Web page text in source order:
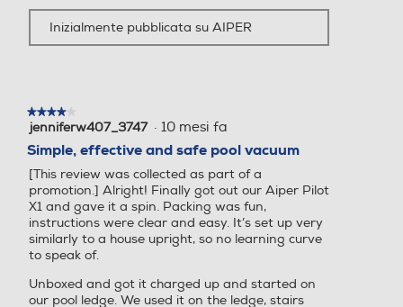
Inizialmente pubblicata su AIPER
★★★★★
★★★★★
4
5
stelle.
jenniferw407_3747 · 10 mesi fa
Simple, effective and safe pool vacuum
[This review was collected as part of a
promotion.] Alright! Finally got out our Aiper Pilot
X1 and gave it a spin. Packing was fun,
instructions were clear and easy. It’s set up very
similarly to a house upright, so no learning curve
to speak of.
Unboxed and got it charged up and started on
our pool ledge. We used it on the ledge, stairs